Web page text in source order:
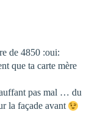
de 4850 :oui:
que ta carte mère
pas mal … du
la façade avant